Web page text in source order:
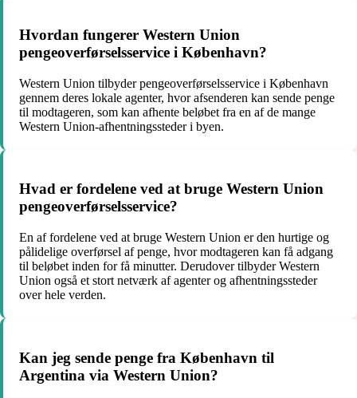
Hvordan fungerer Western Union
pengeoverførselsservice i København?
Western Union tilbyder pengeoverførselsservice i København
gennem deres lokale agenter, hvor afsenderen kan sende penge
til modtageren, som kan afhente beløbet fra en af de mange
Western Union-afhentningssteder i byen.
Hvad er fordelene ved at bruge Western Union
pengeoverførselsservice?
En af fordelene ved at bruge Western Union er den hurtige og
pålidelige overførsel af penge, hvor modtageren kan få adgang
til beløbet inden for få minutter. Derudover tilbyder Western
Union også et stort netværk af agenter og afhentningssteder
over hele verden.
Kan jeg sende penge fra København til
Argentina via Western Union?